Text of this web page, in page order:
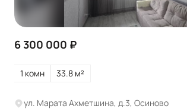
6 300 000 ₽
1 комн 33.8 м²
ул. Марата Ахметшина, д.3, Осиново